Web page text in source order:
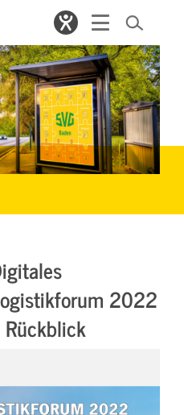
2022